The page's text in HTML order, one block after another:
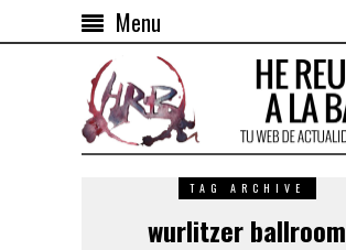
Menu
TAG ARCHIVE
wurlitzer ballroom